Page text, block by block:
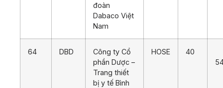
đoàn
Dabaco Việt
Nam
64 DBD
Công ty Cổ
phần Dược –
Trang thiết
bị y tế Bình
HOSE
40